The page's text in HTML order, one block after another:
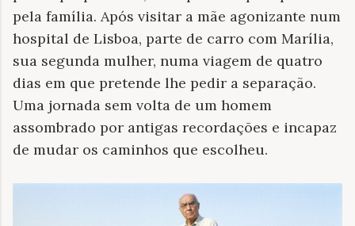
pela família. Após visitar a mãe agonizante num
hospital de Lisboa, parte de carro com Marília,
sua segunda mulher, numa viagem de quatro
dias em que pretende lhe pedir a separação.
Uma jornada sem volta de um homem
assombrado por antigas recordações e incapaz
de mudar os caminhos que escolheu.